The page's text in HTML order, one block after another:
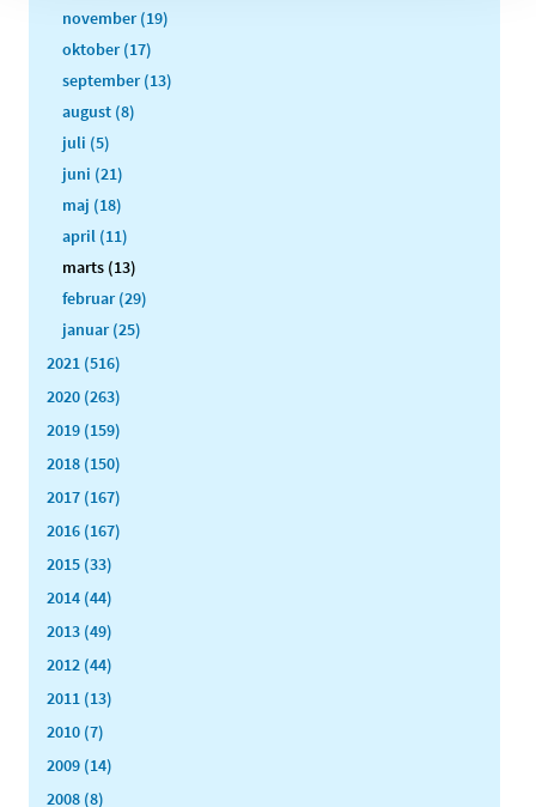
november (19)
oktober (17)
september (13)
august (8)
juli (5)
juni (21)
maj (18)
april (11)
marts (13)
februar (29)
januar (25)
2021 (516)
2020 (263)
2019 (159)
2018 (150)
2017 (167)
2016 (167)
2015 (33)
2014 (44)
2013 (49)
2012 (44)
2011 (13)
2010 (7)
2009 (14)
2008 (8)